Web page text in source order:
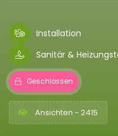
Installation
Sanitär &
Geschlossen
Ansichten - 2415